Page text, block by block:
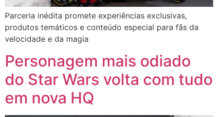
Parceria inédita promete experiências exclusivas,
produtos temáticos e conteúdo especial para fãs da
velocidade e da magia
Personagem mais odiado
do Star Wars volta com tudo
em nova HQ